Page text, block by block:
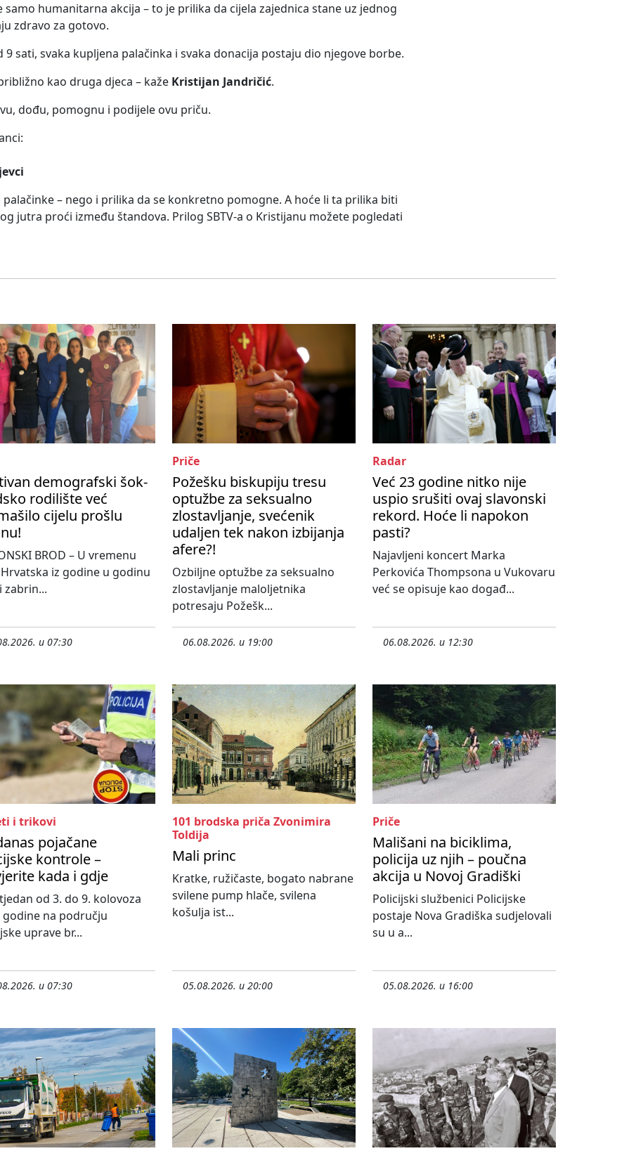
samo humanitarna akcija – to je prilika da cijela zajednica stane uz jednog
zdravo za gotovo.
9 sati, svaka kupljena palačinka i svaka donacija postaju dio njegove borbe.
kao druga djeca – kaže Kristijan Jandričić.
dođu, pomognu i podijele ovu priču.
– nego i prilika da se konkretno pomogne. A hoće li ta prilika biti
jutra proći između štandova. Prilog SBTV-a o Kristijanu možete pogledati
demografski šok-
rodilište već
cijelu prošlu
BROD – U vremenu
iz godine u godinu
zabrin...
u 07:30
Priče
Požešku biskupiju tresu
optužbe za seksualno
zlostavljanje, svećenik
udaljen tek nakon izbijanja
afere?!
Ozbiljne optužbe za seksualno
zlostavljanje maloljetnika
potresaju Požešk...
06.08.2026. u 19:00
Radar
Već 23 godine nitko nije
uspio srušiti ovaj slavonski
rekord. Hoće li napokon
pasti?
Najavljeni koncert Marka
Perkovića Thompsona u Vukovaru
već se opisuje kao događ...
06.08.2026. u 12:30
i trikovi
pojačane
kontrole –
kada i gdje
od 3. do 9. kolovoza
godine na području
uprave br...
u 07:30
101 brodska priča Zvonimira
Toldija
Mali princ
Kratke, ružičaste, bogato nabrane
svilene pump hlače, svilena
košulja ist...
05.08.2026. u 20:00
Priče
Mališani na biciklima,
policija uz njih – poučna
akcija u Novoj Gradiški
Policijski službenici Policijske
postaje Nova Gradiška sudjelovali
su u a...
05.08.2026. u 16:00